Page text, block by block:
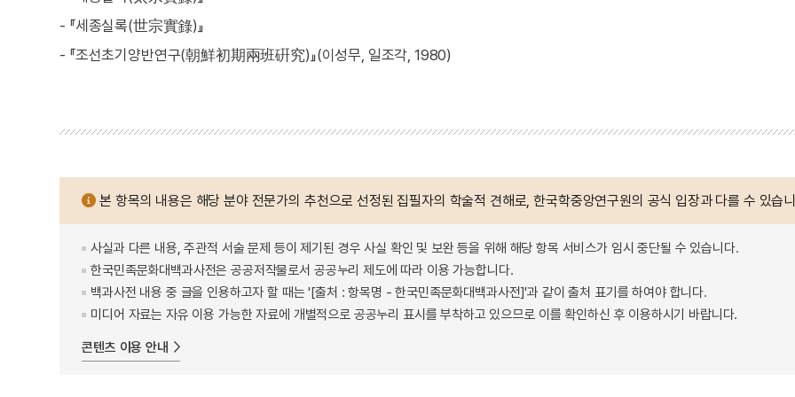
- 『세종실록(世宗實錄)』
- 『조선초기양반연구(朝鮮初期兩班硏究)』(이성무, 일조각, 1980)
본 항목의 내용은 해당 분야 전문가의 추천으로 선정된 집필자의 학술적 견해로, 한국학중앙연구원의 공식 입장과 다를 수 있습
사실과 다른 내용, 주관적 서술 문제 등이 제기된 경우 사실 확인 및 보완 등을 위해 해당 항목 서비스가 임시 중단될 수 있습니다.
한국민족문화대백과사전은 공공저작물로서 공공누리 제도에 따라 이용 가능합니다.
백과사전 내용 중 글을 인용하고자 할 때는 '[출처 : 항목명 - 한국민족문화대백과사전]'과 같이 출처 표기를 하여야 합니다.
미디어 자료는 자유 이용 가능한 자료에 개별적으로 공공누리 표시를 부착하고 있으므로 이를 확인하신 후 이용하시기 바랍니다.
콘텐츠 이용 안내